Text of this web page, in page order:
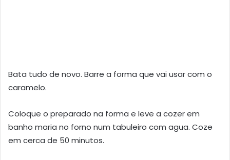
Bata tudo de novo. Barre a forma que vai usar com o
caramelo.
Coloque o preparado na forma e leve a cozer em
banho maria no forno num tabuleiro com agua. Coze
em cerca de 50 minutos.